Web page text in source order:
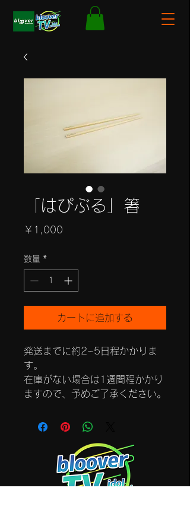
「はぴぶる」箸
￥1,000
数量 *
カートに追加する
発送までに約2~5日程かかりま
す。
在庫がない場合は1週間程かかり
ますので、予めご了承ください。